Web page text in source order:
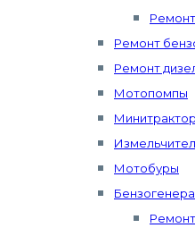
Ремонт
Ремонт
Мотопомпы
Мотобуры